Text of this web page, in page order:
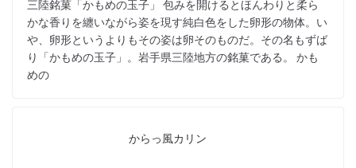
三陸銘菓「かもめの玉子」 包みを開けるとほんわりと柔ら
かな香りを纏いながら姿を現す純白色をした卵形の物体。い
や、卵形というよりもその姿は卵そのものだ。その名もずば
り「かもめの玉子」。岩手県三陸地方の銘菓である。 かも
めの
からっ風カリン